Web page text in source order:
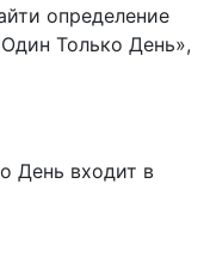
определение
Только День»,
День входит в